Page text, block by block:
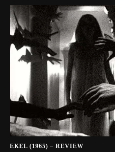
EKEL (1965) – REVIEW